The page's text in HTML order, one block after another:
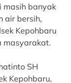
masih banyak
air bersih,
Kepohbaru
masyarakat.
SH
Kepohbaru,